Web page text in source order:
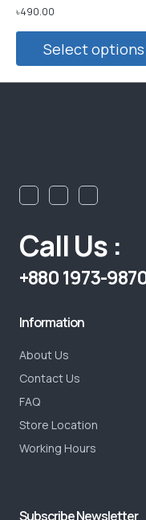
৳490.00
Select options
Call Us :
+880 1973-
Information
About Us
Contact Us
FAQ
Store Location
Working Hours
Subscribe Newsletter